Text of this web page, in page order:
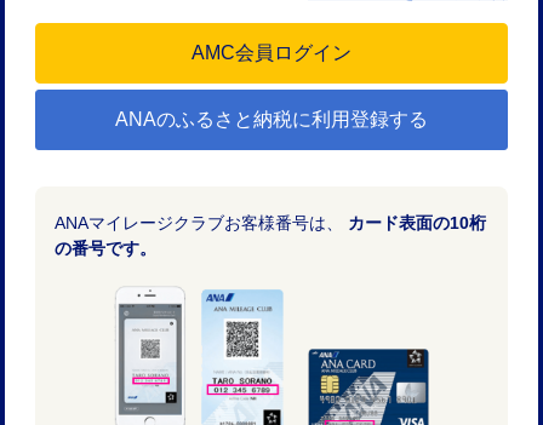
ANAのふるさと納税に利用登録する
ANAマイレージクラブお客様番号は、 カード表面の10桁
の番号です。